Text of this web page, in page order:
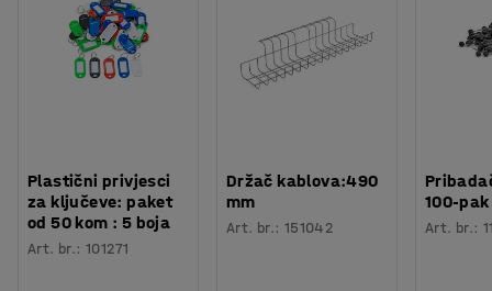
Plastični privjesci
za ključeve: paket
od 50 kom : 5 boja
Art. br.:101271
Držač kablova:490
mm
Art. br.: 151042
100-pak
Art. br.: